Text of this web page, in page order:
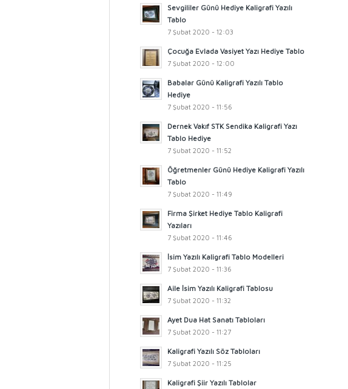
Sevgililer Günü Hediye Kaligrafi Yazılı
Tablo
7 Şubat 2020 - 12:03
Çocuğa Evlada Vasiyet Yazı Hediye Tablo
7 Şubat 2020 - 12:00
Babalar Günü Kaligrafi Yazılı Tablo
Hediye
7 Şubat 2020 - 11:56
Dernek Vakıf STK Sendika Kaligrafi Yazı
Tablo Hediye
7 Şubat 2020 - 11:52
Öğretmenler Günü Hediye Kaligrafi Yazılı
Tablo
7 Şubat 2020 - 11:49
Firma Şirket Hediye Tablo Kaligrafi
Yazıları
7 Şubat 2020 - 11:46
İsim Yazılı Kaligrafi Tablo Modelleri
7 Şubat 2020 - 11:36
Aile İsim Yazılı Kaligrafi Tablosu
7 Şubat 2020 - 11:32
Ayet Dua Hat Sanatı Tabloları
7 Şubat 2020 - 11:27
Kaligrafi Yazılı Söz Tabloları
7 Şubat 2020 - 11:25
Kaligrafi Şiir Yazılı Tablolar